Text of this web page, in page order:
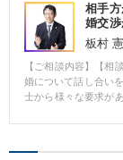
相手
婚交
り,解
板村
【ご相談内容】【相
婚について話し合い
士から様々な要求が
るため依頼者に対し